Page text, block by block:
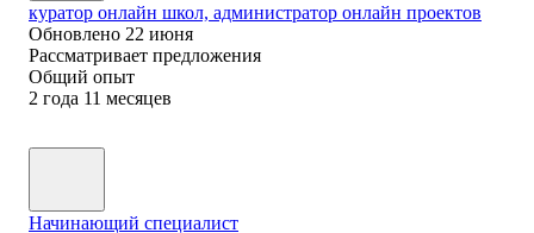
куратор онлайн школ, администратор онлайн проектов
Обновлено 22 июня
Рассматривает предложения
Общий опыт
2 года 11 месяцев
Начинающий специалист